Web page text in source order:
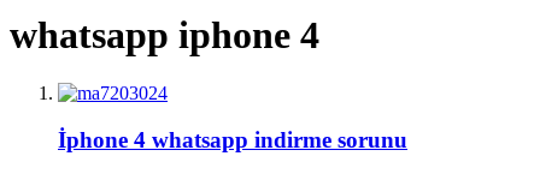
whatsapp iphone 4
İphone 4 whatsapp indirme sorunu